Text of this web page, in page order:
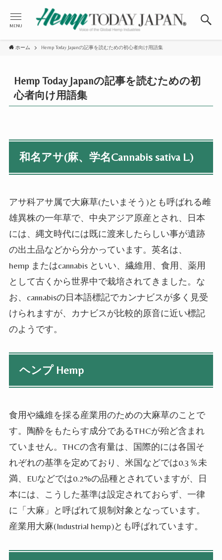
MENU
ホーム Hemp Today Japanの記事を読むための初心者向け用語集
Hemp Today Japanの記事を読むための初
心者向け用語集
和名アサ(麻、学名Cannabis sativa L.)
アサ科アサ属で大麻草(たいまそう)とも呼ばれる雌
雄異株の一年草で、中央アジア原産とされ、日本
には、縄文時代には既に渡来したらしい事が遺跡
の出土品などから分かっています。英名は、
hemp またはcannabis といい、繊維用、食用、薬用
として古くから世界中で栽培されてきました。な
お、 cannabisの日本語標記でカンナビスが多く見受
けられますが、カナビスが比較的原音に近い標記
のようです。
ヘンプ Hemp
食用や繊維を採る産業用のための大麻草のことで
す。陶酔をもたらす成分であるTHCが殆ど含まれ
ていません。THCの含有量は、国際的には各国そ
れぞれの基準を定めており、米国などでは0.3％未
満、EUなどでは0.2%の品種とされていますが、日
本には、こうした基準は設定されておらず、一律
に「大麻」と呼ばれて規制対象となっています。
産業用大麻(Industrial hemp)とも呼ばれています。